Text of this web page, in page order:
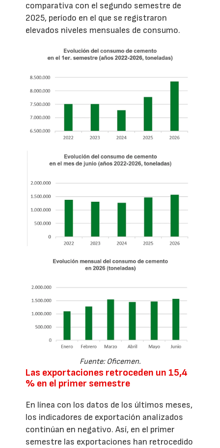
comparativa con el segundo semestre de
2025, período en el que se registraron
elevados niveles mensuales de consumo.
Fuente: Oficemen.
Las exportaciones retroceden un 15,4
% en el primer semestre
En línea con los datos de los últimos meses,
los indicadores de exportación analizados
continúan en negativo. Así, en el primer
semestre las exportaciones han retrocedido